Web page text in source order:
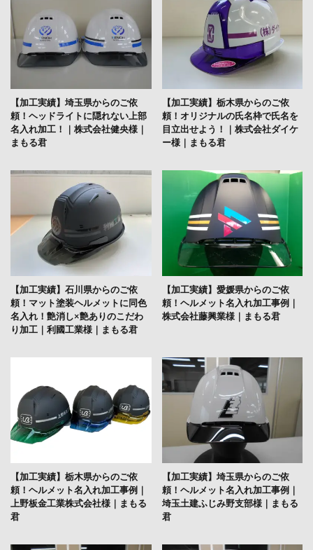
【加工実績】埼玉県からのご依
頼！ヘッドライトに隠れない上部
名入れ加工！｜株式会社健央様｜
まもる君
【加工実績】栃木県からのご依
頼！オリジナルの氏名枠で氏名を
目立出せよう！｜株式会社ダイケ
ー様｜まもる君
【加工実績】石川県からのご依
頼！マット塗装ヘルメットに同色
名入れ！艶消し×艶ありのこだわ
り加工｜利國工業様｜まもる君
【加工実績】愛媛県からのご依
頼！ヘルメット名入れ加工事例｜
株式会社藤興業様｜まもる君
【加工実績】栃木県からのご依
頼！ヘルメット名入れ加工事例｜
上野板金工業株式会社様｜まもる
君
【加工実績】埼玉県からのご依
頼！ヘルメット名入れ加工事例｜
埼玉土建ふじみ野支部様｜まもる
君